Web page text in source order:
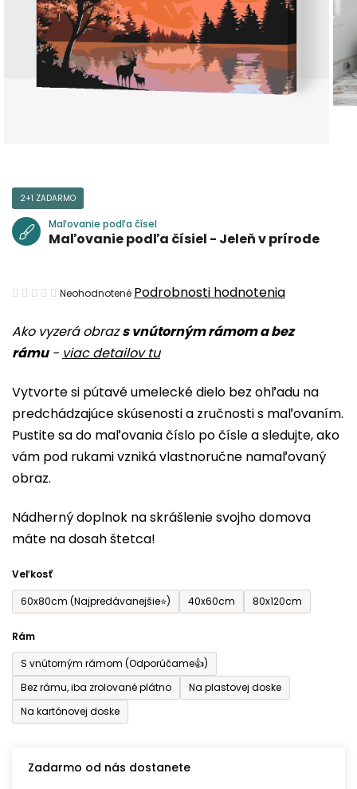
Ako vyzerá obrazs vnútorným rámom a bez
rámu- viac detailov tu
Vytvorte si pútavé umelecké dielo bez ohľadu na
predchádzajúce skúsenosti a zručnosti s maľovaním.
Pustite sa do maľovania číslo po čísle a sledujte, ako
vám pod rukami vzniká vlastnoručne namaľovaný
obraz.
Nádherný doplnok na skrášlenie svojho domova
máte na dosah štetca!
Veľkosť
60x80cm (Najpredávanejšie⭐)
40x60cm 80x120cm
Rám
S vnútorným rámom (Odporúčame👍)
Bez rámu, iba zrolované plátno
Na plastovej doske
Na kartónovej doske
Zadarmo od nás dostanete
2+1 ZADARMO
Maľovanie podľa čísel
Maľovanie podľa čísiel - Jeleň v prírode
Priemerné
produktu
je
z
5
hviezdičiek.
Neohodnotené Podrobnosti hodnotenia